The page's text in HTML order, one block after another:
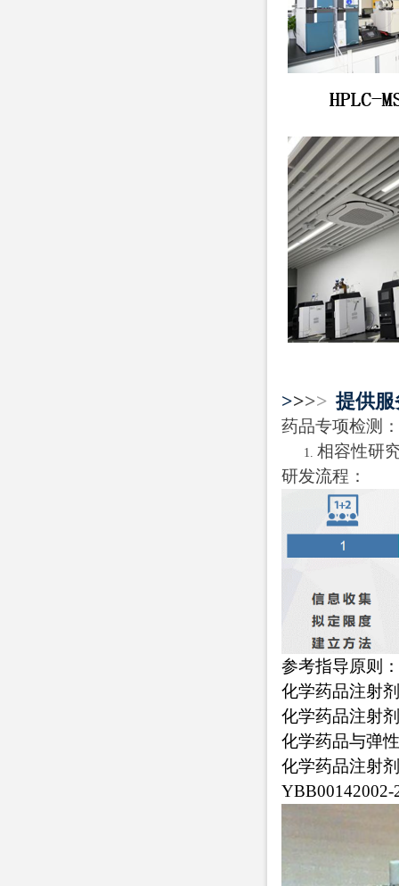
>>>> 提供服
药品专项检测：
相容性研
研发流程：
参考指导原则：
化学药品注射
化学药品注射
化学药品与弹
化学药品注射
YBB00142002-